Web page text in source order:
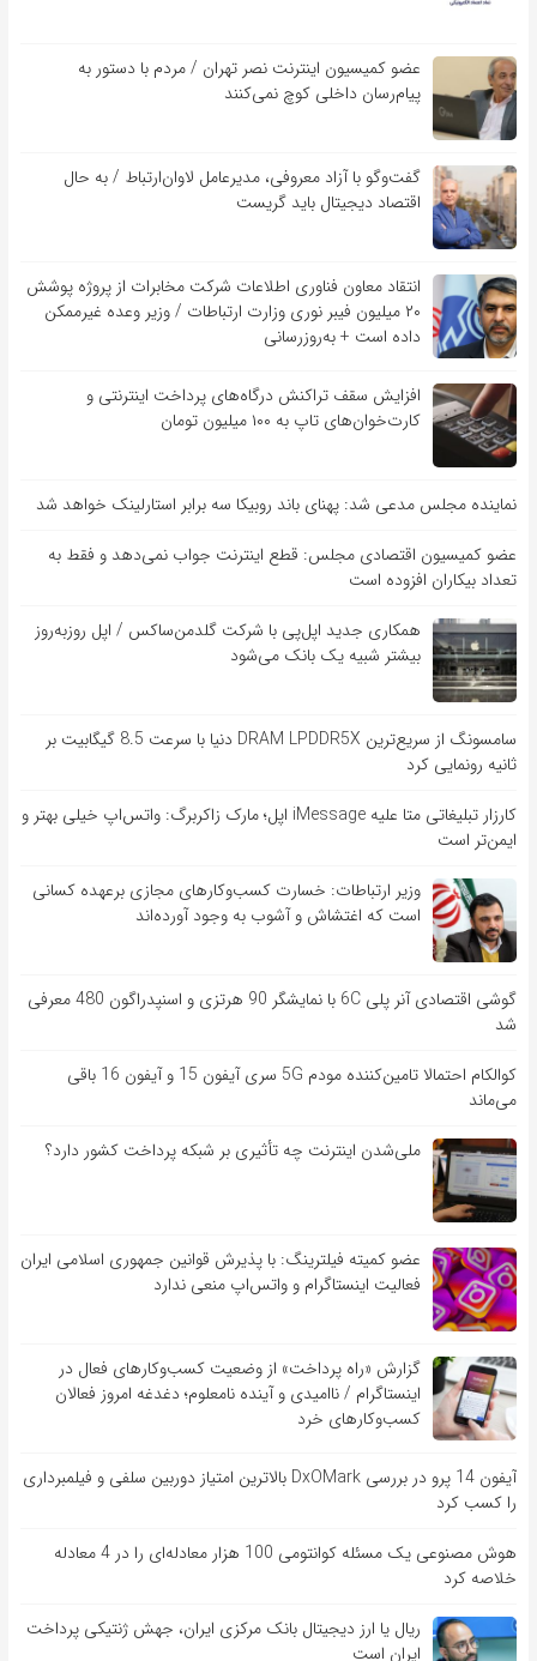
عضو کمیسیون اینترنت نصر تهران / مردم با دستور به
پیام‌رسان داخلی کوچ نمی‌کنند
گفت‌و‌گو با آزاد معروفی، مدیرعامل لاوان‌ارتباط / به حال
اقتصاد دیجیتال باید گریست
انتقاد معاون فناوری اطلاعات شرکت مخابرات از پروژه پوشش
۲۰ میلیون فیبر نوری وزارت ارتباطات / وزیر وعده غیرممکن
داده است + به‌روزرسانی
افزایش سقف تراکنش درگاه‌های پرداخت اینترنتی و
کارت‌خوان‌های تاپ به ۱۰۰ میلیون تومان
نماینده مجلس مدعی شد: پهنای باند روبیکا سه برابر استارلینک خواهد شد
عضو کمیسیون اقتصادی مجلس: قطع اینترنت جواب نمی‌دهد و فقط به
تعداد بیکاران افزوده است
همکاری جدید اپل‌پی با شرکت گلدمن‌ساکس / اپل روزبه‌روز
بیشتر شبیه یک بانک می‌شود
سامسونگ از سریع‌ترین DRAM LPDDR5X دنیا با سرعت 8.5 گیگابیت بر
ثانیه رونمایی کرد
کارزار تبلیغاتی متا علیه iMessage اپل؛ مارک زاکربرگ: واتس‌اپ خیلی بهتر و
ایمن‌تر است
وزیر ارتباطات: خسارت کسب‌وکارهای مجازی برعهده کسانی
است که اغتشاش و آشوب به وجود آورده‌اند
گوشی اقتصادی آنر پلی 6C با نمایشگر 90 هرتزی و اسنپدراگون 480 معرفی
شد
کوالکام احتمالا تامین‌کننده مودم 5G سری آیفون 15 و آیفون 16 باقی
می‌ماند
ملی‌شدن اینترنت چه تأثیری بر شبکه پرداخت کشور دارد؟
عضو کمیته فیلترینگ: با پذیرش قوانین جمهوری اسلامی ایران
فعالیت اینستاگرام و واتس‌اپ منعی ندارد
گزارش «راه پرداخت» از وضعیت کسب‌وکارهای فعال در
اینستاگرام / ناامیدی و آینده نامعلوم؛ دغدغه امروز فعالان
کسب‌وکارهای خرد
آیفون 14 پرو در بررسی DxOMark بالاترین امتیاز دوربین سلفی و فیلمبرداری
را کسب کرد
هوش مصنوعی یک مسئله کوانتومی 100 هزار معادله‌‎ای را در 4 معادله
خلاصه کرد
ریال یا ارز دیجیتال بانک مرکزی ایران، جهش ژنتیکی پرداخت
ایران است